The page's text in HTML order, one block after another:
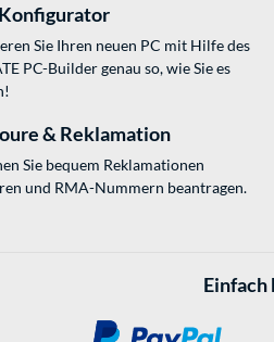
Sie Ihren neuen PC mit Hilfe des
PC-Builder genau so, wie Sie es
& Reklamation
Sie bequem Reklamationen
und RMA-Nummern beantragen.
Einfach